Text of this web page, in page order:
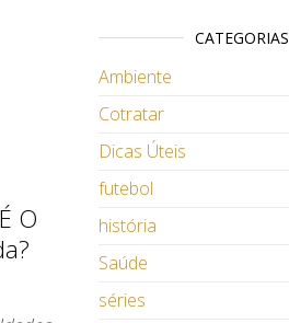
O
CATEGORIAS
Ambiente
Cotratar
Dicas Úteis
futebol
história
Saúde
séries